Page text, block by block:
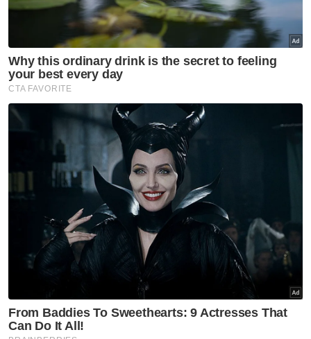
Antara warga asing yang dipercayai menjadi mangsa
eksploitasi kerja berjaya diselamatkan polis dalam operasi Op
Pintas di sekitar Melaka, kelmarin.
Katanya, ada juga mangsa terbabit dikatakan
dikurung, tidak dibenarkan mengguna
telefon bimbit selain dikawal penjaga dan
kamera litar tertutup (CCTV).
Artikel Berkaitan:
Warga asing terus monopoli luar Pasar Borong Kuala
Rasuah pekerja asing: LLRC gesa kerajaan tubuh RCI
Pukau, tipu warga emas, tiga individu diberkas